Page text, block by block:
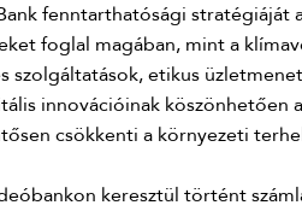
fenntarthatósági stratégiáját
foglal magában, mint a
szolgáltatások, etikus
innovációinak köszönhetően
csökkenti a környezeti
keresztül történt